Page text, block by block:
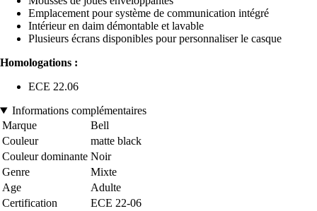
Emplacement pour système de communication intégré
Intérieur en daim démontable et lavable
Plusieurs écrans disponibles pour personnaliser le casque
Homologations :
ECE 22.06
Informations complémentaires
Marque
Bell
Couleur
matte black
Couleur dominante Noir
Genre
Mixte
Age
Adulte
Certification
ECE 22-06